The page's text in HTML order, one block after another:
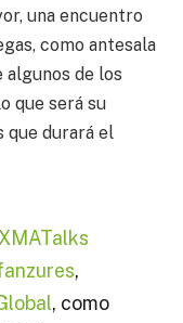
una encuentro
como antesala
algunos de los
que será su
que durará el
,
, como